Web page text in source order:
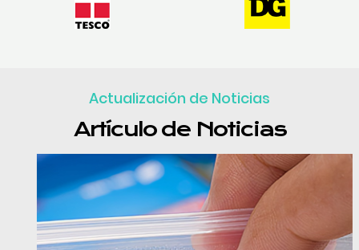
Actualización de Noticias
Artículo de Noticias